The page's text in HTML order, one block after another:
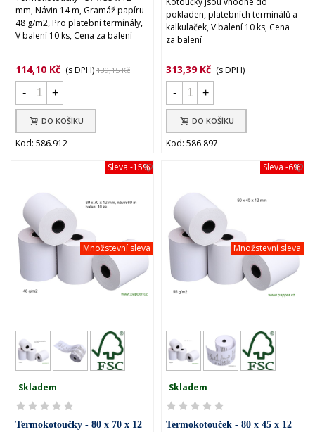
mm, Návin 14 m, Gramáž papíru
48 g/m2, Pro platební termínály,
V balení 10 ks, Cena za balení
114,10 Kč (s DPH) 139,15 Kč
- +
DO KOŠÍKU
Kod: 586.912
pokladen, platebních terminálů a
kalkulaček, V balení 10 ks, Cena
za balení
313,39 Kč (s DPH)
-
+
DO KOŠÍKU
Kod: 586.897
Množstevní sleva
Sleva -15%
Skladem
Termokotoučky - 80 x 70 x 12
Množstevní sleva
Sleva -6%
Skladem
Termokotouček - 80 x 45 x 12